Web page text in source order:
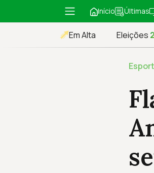
Início Últimas
Em Alta Eleições